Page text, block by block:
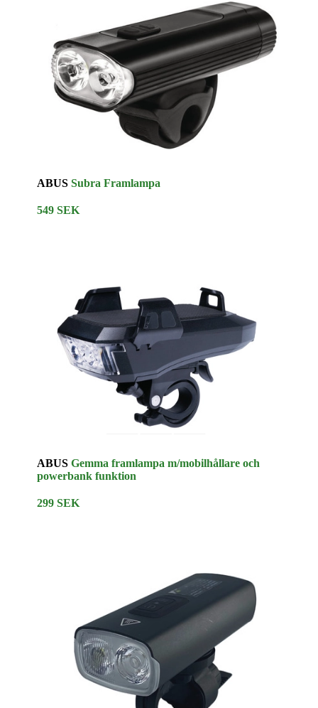
ABUSSubra Framlampa
549 SEK
ABUSGemma framlampa m/mobilhållare och
powerbank funktion
299 SEK